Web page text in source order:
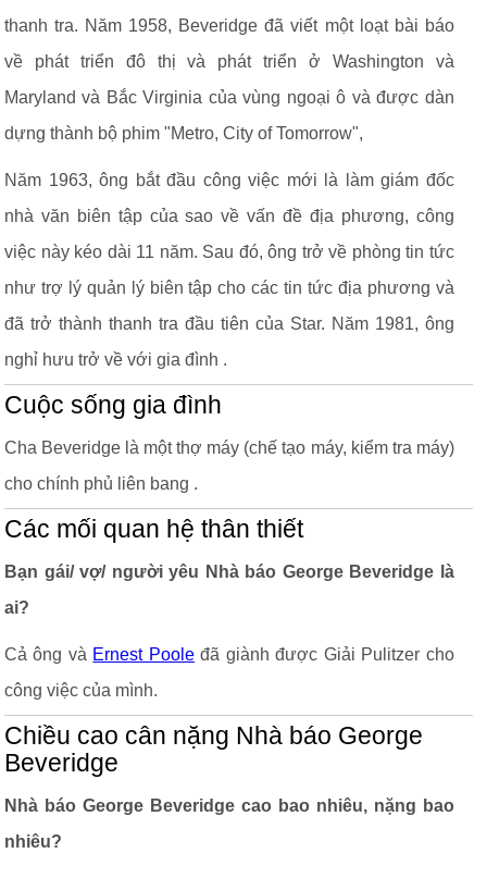
thanh tra. Năm 1958, Beveridge đã viết một loạt bài báo
về phát triển đô thị và phát triển ở Washington và
Maryland và Bắc Virginia của vùng ngoại ô và được dàn
dựng thành bộ phim "Metro, City of Tomorrow",
Năm 1963, ông bắt đầu công việc mới là làm giám đốc
nhà văn biên tập của sao về vấn đề địa phương, công
việc này kéo dài 11 năm. Sau đó, ông trở về phòng tin tức
như trợ lý quản lý biên tập cho các tin tức địa phương và
đã trở thành thanh tra đầu tiên của Star. Năm 1981, ông
nghỉ hưu trở về với gia đình .
Cuộc sống gia đình
Cha Beveridge là một thợ máy (chế tạo máy, kiểm tra máy)
cho chính phủ liên bang .
Các mối quan hệ thân thiết
Bạn gái/ vợ/ người yêu Nhà báo George Beveridge là
ai?
Cả ông và Ernest Pooleđã giành được Giải Pulitzer cho
công việc của mình.
Chiều cao cân nặng Nhà báo George
Beveridge
Nhà báo George Beveridge cao bao nhiêu, nặng bao
nhiêu?